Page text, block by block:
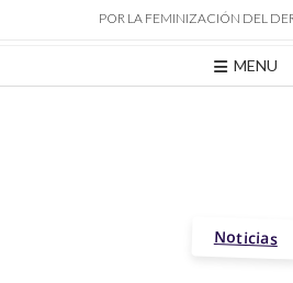
POR LA FEMINIZACIÓN DEL
MENU
Noticias